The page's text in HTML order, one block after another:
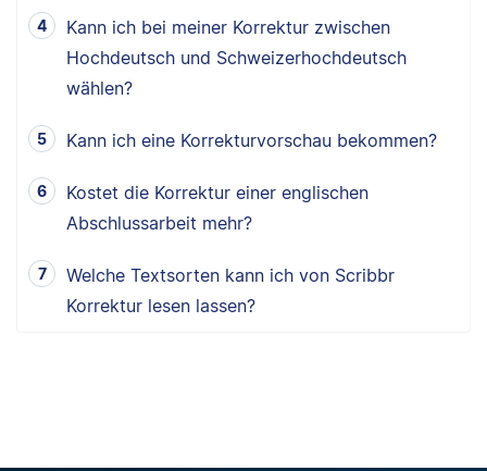
Kann ich bei meiner Korrektur zwischen
Hochdeutsch und Schweizerhochdeutsch
wählen?
Kann ich eine Korrekturvorschau bekommen?
Kostet die Korrektur einer englischen
Abschlussarbeit mehr?
Welche Textsorten kann ich von Scribbr
Korrektur lesen lassen?